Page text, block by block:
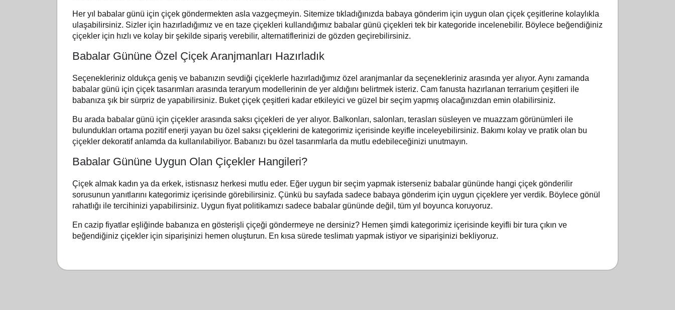
Her yıl babalar günü için çiçek göndermekten asla vazgeçmeyin. Sitemize tıkladığınızda babaya gönderim için uygun olan çiçek çeşitlerine kolaylıkla
ulaşabilirsiniz. Sizler için hazırladığımız ve en taze çiçekleri kullandığımız babalar günü çiçekleri tek bir kategoride incelenebilir. Böylece beğendiğiniz
çiçekler için hızlı ve kolay bir şekilde sipariş verebilir, alternatiflerinizi de gözden geçirebilirsiniz.
Babalar Gününe Özel Çiçek Aranjmanları Hazırladık
Seçenekleriniz oldukça geniş ve babanızın sevdiği çiçeklerle hazırladığımız özel aranjmanlar da seçenekleriniz arasında yer alıyor. Aynı zamanda
babalar günü için çiçek tasarımları arasında teraryum modellerinin de yer aldığını belirtmek isteriz. Cam fanusta hazırlanan terrarium çeşitleri ile
babanıza şık bir sürpriz de yapabilirsiniz. Buket çiçek çeşitleri kadar etkileyici ve güzel bir seçim yapmış olacağınızdan emin olabilirsiniz.
Bu arada babalar günü için çiçekler arasında saksı çiçekleri de yer alıyor. Balkonları, salonları, terasları süsleyen ve muazzam görünümleri ile
bulundukları ortama pozitif enerji yayan bu özel saksı çiçeklerini de kategorimiz içerisinde keyifle inceleyebilirsiniz. Bakımı kolay ve pratik olan bu
çiçekler dekoratif anlamda da kullanılabiliyor. Babanızı bu özel tasarımlarla da mutlu edebileceğinizi unutmayın.
Babalar Gününe Uygun Olan Çiçekler Hangileri?
Çiçek almak kadın ya da erkek, istisnasız herkesi mutlu eder. Eğer uygun bir seçim yapmak isterseniz babalar gününde hangi çiçek gönderilir
sorusunun yanıtlarını kategorimiz içerisinde görebilirsiniz. Çünkü bu sayfada sadece babaya gönderim için uygun çiçeklere yer verdik. Böylece gönül
rahatlığı ile tercihinizi yapabilirsiniz. Uygun fiyat politikamızı sadece babalar gününde değil, tüm yıl boyunca koruyoruz.
En cazip fiyatlar eşliğinde babanıza en gösterişli çiçeği göndermeye ne dersiniz? Hemen şimdi kategorimiz içerisinde keyifli bir tura çıkın ve
beğendiğiniz çiçekler için siparişinizi hemen oluşturun. En kısa sürede teslimatı yapmak istiyor ve siparişinizi bekliyoruz.